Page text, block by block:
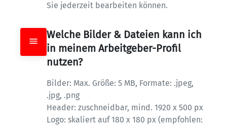
Sie jederzeit bearbeiten können.
Welche Bilder & Dateien kann ich
in meinem Arbeitgeber-Profil
nutzen?
Bilder: Max. Größe: 5 MB, Formate: .jpeg,
.jpg, .png
Header: zuschneidbar, mind. 1920 x 500 px
Logo: skaliert auf 180 x 180 px (empfohlen: